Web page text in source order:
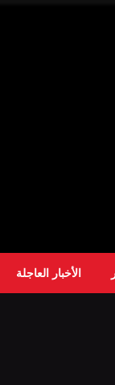
الأخبار العاجلة